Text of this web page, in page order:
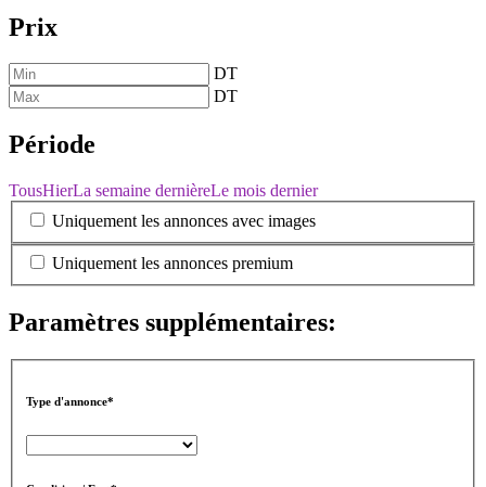
Prix
DT
DT
Période
TousHierLa semaine dernièreLe mois dernier
Uniquement les annonces avec images
Uniquement les annonces premium
Paramètres supplémentaires:
Type d'annonce*